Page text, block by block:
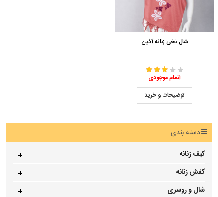
شال نخی زنانه آذین
اتمام موجودی
توضیحات و خرید
دسته بندی
کیف زنانه
کفش زنانه
شال و روسری